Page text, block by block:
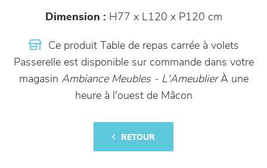
Dimension : H77 x L120 x P120 cm
Ce produit Table de repas carrée à volets
Passerelle est disponible sur commande dans votre
magasin Ambiance Meubles - L'AmeublierÀ une
heure à l'ouest de Mâcon
RETOUR